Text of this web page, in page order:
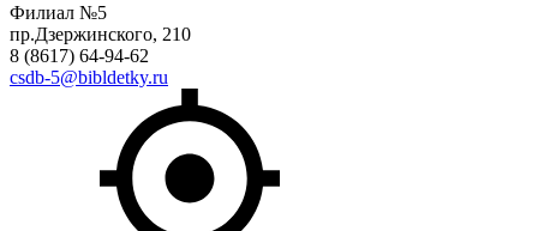
Филиал №5
пр.Дзержинского, 210
8 (8617) 64-94-62
csdb-5@bibldetky.ru